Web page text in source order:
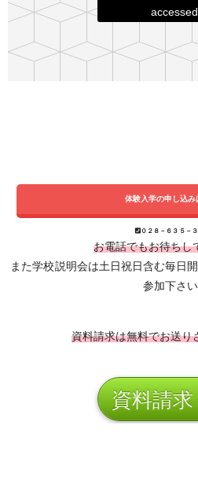
体験入学の申し込み
０２８－６３５－
お電話でもお待ちし
また学校説明会は土日祝日含む毎日
参加下さい
資料請求は無料でお送り
資料請